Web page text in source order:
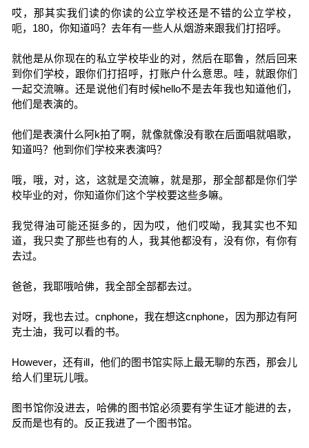
哎，那其实我们读的你读的公立学校还是不错的公立学校，
呃，180，你知道吗？去年有一些人从烟游来跟我们打招呼。
就他是从你现在的私立学校毕业的对，然后在耶鲁，然后回来
到你们学校，跟你们打招呼，打账户什么意思。哇，就跟你们
一起交流嘛。还是说他们有时候hello不是去年我也知道他们，
他们是表演的。
他们是表演什么阿k拍了啊，就像就像没有歌在后面唱就唱歌，
知道吗？他到你们学校来表演吗？
哦，哦，对，这，这就是交流嘛，就是那，那全部都是你们学
校毕业的对，你知道你们这个学校要这些多嘛。
我觉得油可能还挺多的，因为哎，他们哎呦，我其实也不知
道，我只卖了那些也有的人，我其他都没有，没有你，有你有
去过。
爸爸，我耶哦哈佛，我全部全部都去过。
对呀，我也去过。cnphone，我在想这cnphone，因为那边有阿
克士油，我可以看的书。
However，还有ill，他们的图书馆实际上最无聊的东西，那会儿
给人们里玩儿哦。
图书馆你没进去，哈佛的图书馆必须要有学生证才能进的去，
反而是也有的。反正我进了一个图书馆。